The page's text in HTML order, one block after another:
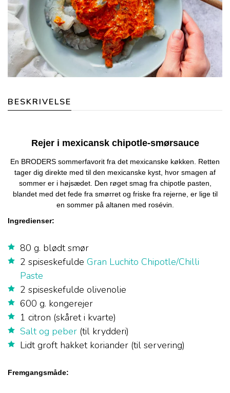
BESKRIVELSE
Rejer i mexicansk chipotle-smørsauce
En BRODERS sommerfavorit fra det mexicanske køkken. Retten
tager dig direkte med til den mexicanske kyst, hvor smagen af
sommer er i højsædet. Den røget smag fra chipotle pasten,
blandet med det fede fra smørret og friske fra rejerne, er lige til
en sommer på altanen med rosévin.
Ingredienser:
80 g. blødt smør
2 spiseskefulde Gran Luchito Chipotle/Chilli
Paste
2 spiseskefulde olivenolie
600 g. kongerejer
1 citron (skåret i kvarte)
Salt og peber (til krydderi)
Lidt groft hakket koriander (til servering)
Fremgangsmåde: